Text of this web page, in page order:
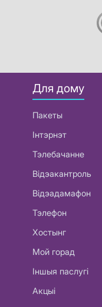
Для дому
Пакеты
Інтэрнэт
Тэлебачанне
Відэакантроль
Відэадамафон
Тэлефон
Хостынг
Мой горад
Іншыя паслугі
Акцыі